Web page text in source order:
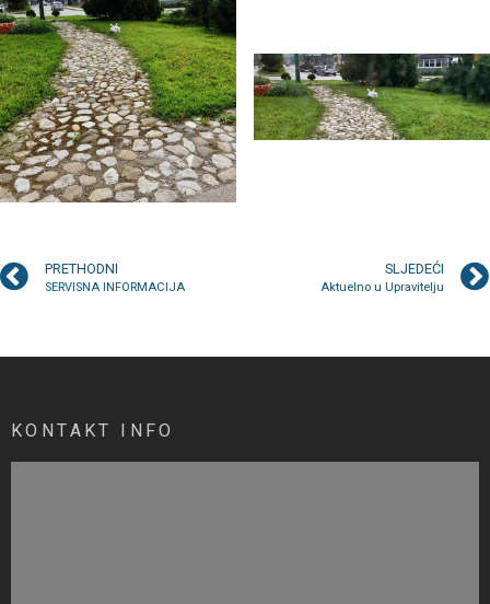
PRETHODNI
SERVISNA INFORMACIJA
SLJEDEĆI
Aktuelno u Upravitelju
KONTAKT INFO